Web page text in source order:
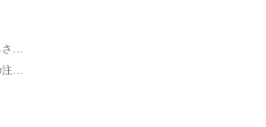
明るさは自動調節します。明るさは調節できません。
健康機能：睡眠監視、長時間の注意喚起